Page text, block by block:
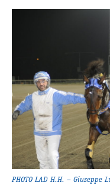
Euro Classic Trot
Supertorsdag för företag
Supertorsdag
Ponnytravtävlingar
Ridsport
PHOTO LAD H.H. – Giuseppe